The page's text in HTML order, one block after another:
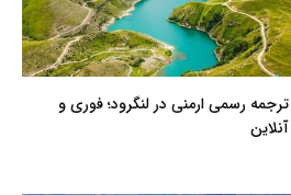
ترجمه رسمی ارمنی در لنگرود؛ فوری و
آنلاین